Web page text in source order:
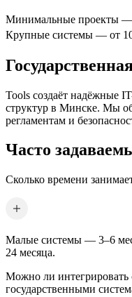
Минимальные проекты —
Крупные системы — от
Tools создаёт надёжные
структур в Минске. Мы
регламентам и
Часто
Сколько времени
Малые системы — 3–6
24 месяца.
Можно ли
государственными